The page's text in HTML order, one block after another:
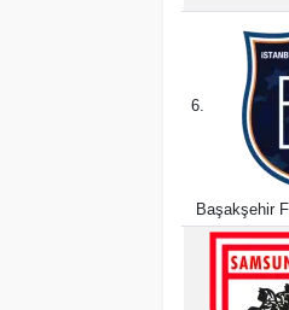
6.
Başakşehir